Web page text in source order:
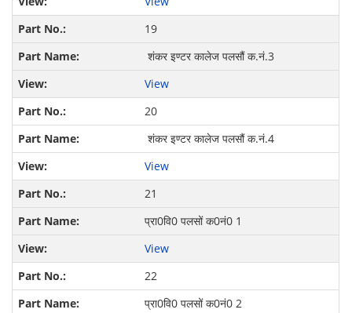
19
शंकर इण्टर कालेज पलसौं क.नं.3
View
20
शंकर इण्टर कालेज पलसौं क.नं.4
View
21
प्रा0वि0 पलसों क0नं0 1
View
22
प्रा0वि0 पलसों क0नं0 2